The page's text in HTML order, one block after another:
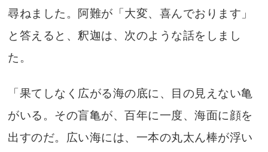
尋ねました。阿難が「大変、喜んでおります」
と答えると、釈迦は、次のような話をしまし
た。
「果てしなく広がる海の底に、目の見えない亀
がいる。その盲亀が、百年に一度、海面に顔を
出すのだ。広い海には、一本の丸太ん棒が浮い